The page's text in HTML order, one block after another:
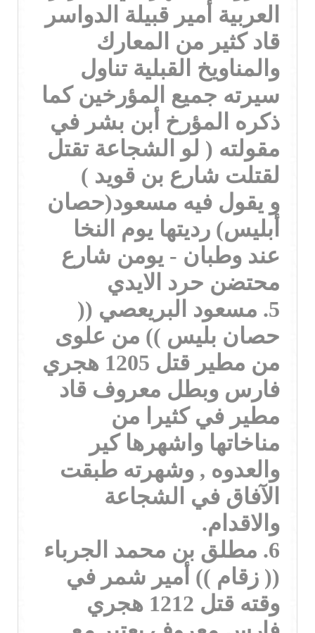
العربية أمير قبيلة الدواسر
قاد كثير من المعارك
والمناويخ القبلية تناول
سيرته جميع المؤرخين كما
ذكره المؤرخ أبن بشر في
مقولته ( لو الشجاعة تقتل
لقتلت شارع بن قويد )
و يقول فيه مسعود(حصان
أبليس) رديتها يوم النخا
عند وطبان - يومن شارع
محتضن حرد الايدي
5. مسعود البريعصي ((
حصان بليس )) من علوى
من مطير قتل 1205 هجري
فارس وبطل معروف قاد
مطير في كثيرا من
مناخاتها واشهرها كير
والعدوه , وشهرته طبقت
الآفاق في الشجاعة
والاقدام.
6. مطلق بن محمد الجرباء
(( زقام )) أمير شمر في
وقته قتل 1212 هجري